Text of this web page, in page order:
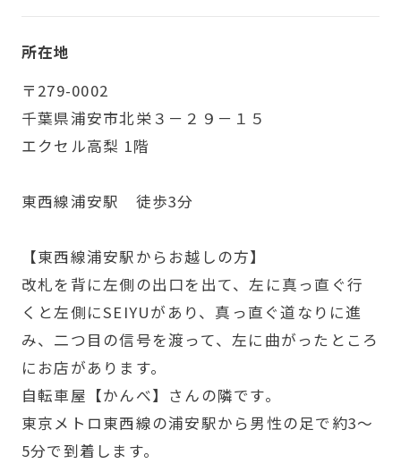
所在地
〒279-0002
千葉県浦安市北栄３－２９－１５
エクセル高梨 1階
東西線浦安駅 徒歩3分
【東西線浦安駅からお越しの方】
改札を背に左側の出口を出て、左に真っ直ぐ行
くと左側にSEIYUがあり、真っ直ぐ道なりに進
み、二つ目の信号を渡って、左に曲がったところ
にお店があります。
自転車屋【かんべ】さんの隣です。
東京メトロ東西線の浦安駅から男性の足で約3～
5分で到着します。